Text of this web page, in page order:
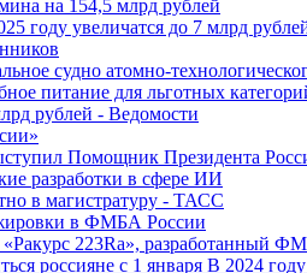
на 154,5 млрд рублей
году увеличатся до 7 млрд
судно атомно-
питание для льготных
рублей - Ведомости
Помощник Президента
разработки в сфере ИИ
в магистратуру - ТАСС
в ФМБА России
223Ra», разработанный
россияне с 1 января В 2024